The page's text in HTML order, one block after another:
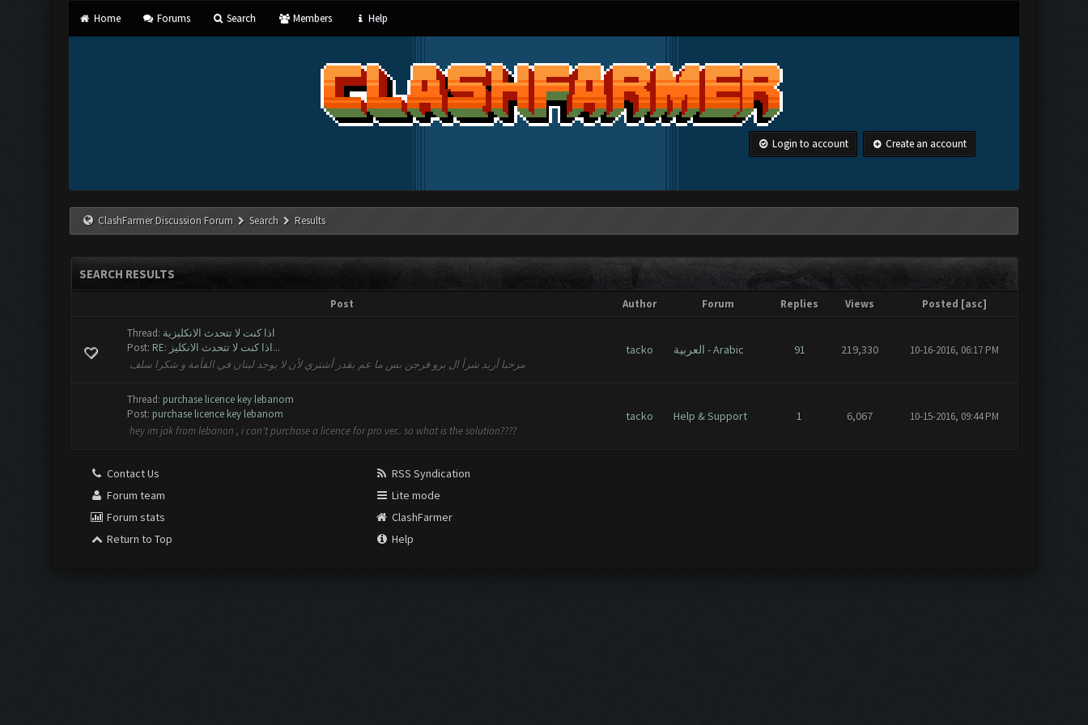
Home Forums Search Members Help
Login to account Create an account
ClashFarmer Discussion Forum Search Results
SEARCH RESULTS
Post Author Forum Replies Views Posted [asc]
Thread: اذا كنت لا تتحدث الانكليزية
Post:
RE: اذا كنت لا تتحدث الانكليز...
مرحبا أريد شرأ ال برو فرجن بس ما عم بقدر أشتري لأن لا يوجد لبنان في القأمة و شكرا سلف
tacko العربية - Arabic 91 219,330 10-16-2016, 06:17 PM
Thread: purchase licence key lebanom
Post: purchase licence key lebanom
hey im jak from lebanon , i can't purchase a licence for pro ver.. so what is the solution????
tacko Help & Support 1 6,067 10-15-2016, 09:44 PM
Contact Us
Forum team
Forum stats
Return to Top
RSS Syndication
Lite mode
ClashFarmer
Help